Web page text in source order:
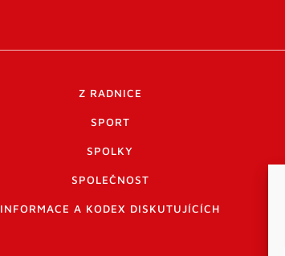
Z RADNICE
SPORT
SPOLKY
SPOLEČNOST
INFORMACE A KODEX DISKUTUJÍCÍCH